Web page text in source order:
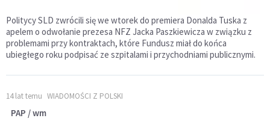
Politycy SLD zwrócili się we wtorek do premiera Donalda Tuska z
apelem o odwołanie prezesa NFZ Jacka Paszkiewicza w związku z
problemami przy kontraktach, które Fundusz miał do końca
ubiegłego roku podpisać ze szpitalami i przychodniami publicznymi.
14 lat temu WIADOMOŚCI Z POLSKI
PAP / wm